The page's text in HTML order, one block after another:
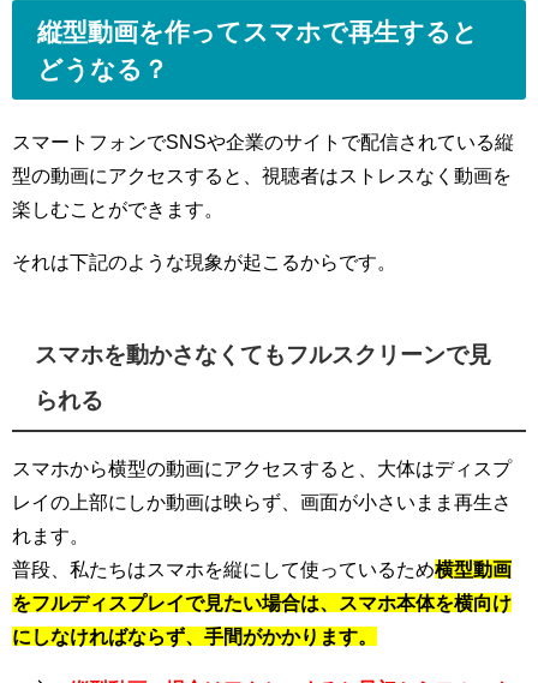
縦型動画を作ってスマホで再生すると
どうなる？
スマートフォンでSNSや企業のサイトで配信されている縦
型の動画にアクセスすると、視聴者はストレスなく動画を
楽しむことができます。
それは下記のような現象が起こるからです。
スマホを動かさなくてもフルスクリーンで見
られる
スマホから横型の動画にアクセスすると、大体はディスプ
レイの上部にしか動画は映らず、画面が小さいまま再生さ
れます。
普段、私たちはスマホを縦にして使っているため横型動画
をフルディスプレイで見たい場合は、スマホ本体を横向け
にしなければならず、手間がかかります。